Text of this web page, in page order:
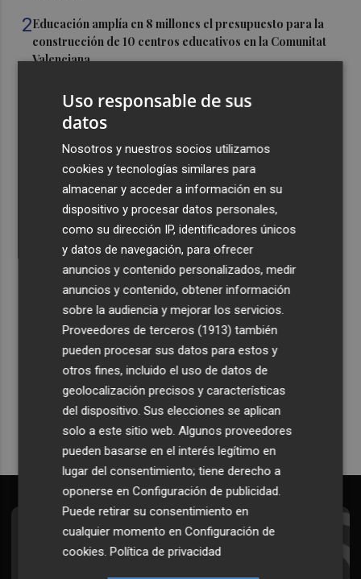
2Educación amplía en 8 millones el presupuesto para la
construcción de 10 centros educativos en la Comunitat
Valenciana
faros de Castellón mediante un portal web especializado
último ensayo antes de debutar en La Liga contra el
Dépor
La Generalitat licita por 500.000 euros el alquiler de la
flota para la salida de The Ocean Race
Recibe toda la actualidad de
Plaza Podcast en tu correo
Quiero suscribirme
Suscríbete al Boletín
Uso responsable de sus
datos
Nosotros y nuestros socios utilizamos
cookies y tecnologías similares para
almacenar y acceder a información en su
dispositivo y procesar datos personales,
como su dirección IP, identificadores únicos
y datos de navegación, para ofrecer
anuncios y contenido personalizados, medir
anuncios y contenido, obtener información
sobre la audiencia y mejorar los servicios.
Proveedores de terceros (1913) también
pueden procesar sus datos para estos y
otros fines, incluido el uso de datos de
geolocalización precisos y características
del dispositivo. Sus elecciones se aplican
solo a este sitio web. Algunos proveedores
pueden basarse en el interés legítimo en
lugar del consentimiento; tiene derecho a
oponerse enConfiguración de publicidad.
Puede retirar su consentimiento en
cualquier momento enConfiguración de
cookies.Política de privacidad